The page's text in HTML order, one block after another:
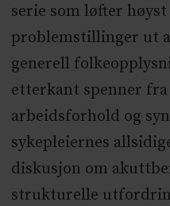
serie som løfter
problemstillinger ut
generell
etterkant spenner fra
arbeidsforhold og
sykepleiernes
diskusjon om
strukturelle